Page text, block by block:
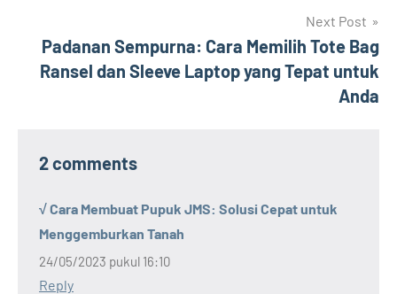
Next Post
Padanan Sempurna: Cara Memilih Tote Bag
Ransel dan Sleeve Laptop yang Tepat untuk
Anda
2 comments
√ Cara Membuat Pupuk JMS: Solusi Cepat untuk
Menggemburkan Tanah
24/05/2023 pukul 16:10
Reply